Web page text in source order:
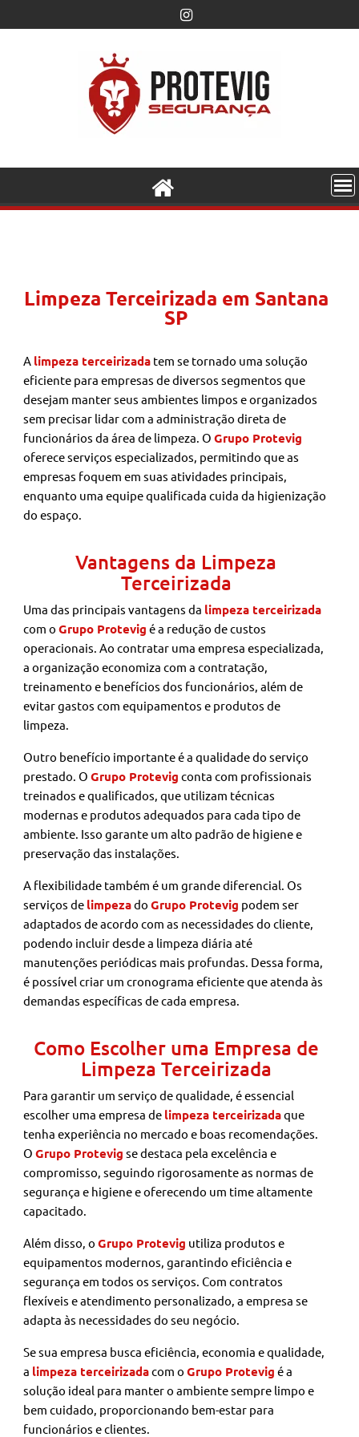
Limpeza Terceirizada em Santana
SP
A limpeza terceirizada tem se tornado uma solução
eficiente para empresas de diversos segmentos que
desejam manter seus ambientes limpos e organizados
sem precisar lidar com a administração direta de
funcionários da área de limpeza. OGrupo Protevig
oferece serviços especializados, permitindo que as
empresas foquem em suas atividades principais,
enquanto uma equipe qualificada cuida da higienização
do espaço.
Vantagens da Limpeza
Terceirizada
Uma das principais vantagens da limpeza terceirizada
com oGrupo Protevig é a redução de custos
operacionais. Ao contratar uma empresa especializada,
a organização economiza com a contratação,
treinamento e benefícios dos funcionários, além de
evitar gastos com equipamentos e produtos de
limpeza.
Outro benefício importante é a qualidade do serviço
prestado. O Grupo Protevig conta com profissionais
treinados e qualificados, que utilizam técnicas
modernas e produtos adequados para cada tipo de
ambiente. Isso garante um alto padrão de higiene e
preservação das instalações.
A flexibilidade também é um grande diferencial. Os
serviços de limpezadoGrupo Protevig podem ser
adaptados de acordo com as necessidades do cliente,
podendo incluir desde a limpeza diária até
manutenções periódicas mais profundas. Dessa forma,
é possível criar um cronograma eficiente que atenda às
demandas específicas de cada empresa.
Como Escolher uma Empresa de
Limpeza Terceirizada
Para garantir um serviço de qualidade, é essencial
escolher uma empresa de limpeza terceirizadaque
tenha experiência no mercado e boas recomendações.
OGrupo Protevig se destaca pela excelência e
compromisso, seguindo rigorosamente as normas de
segurança e higiene e oferecendo um time altamente
capacitado.
Além disso, o Grupo Protevig utiliza produtos e
equipamentos modernos, garantindo eficiência e
segurança em todos os serviços. Com contratos
flexíveis e atendimento personalizado, a empresa se
adapta às necessidades do seu negócio.
Se sua empresa busca eficiência, economia e qualidade,
a limpeza terceirizadacom oGrupo Protevig é a
solução ideal para manter o ambiente sempre limpo e
bem cuidado, proporcionando bem-estar para
funcionários e clientes.